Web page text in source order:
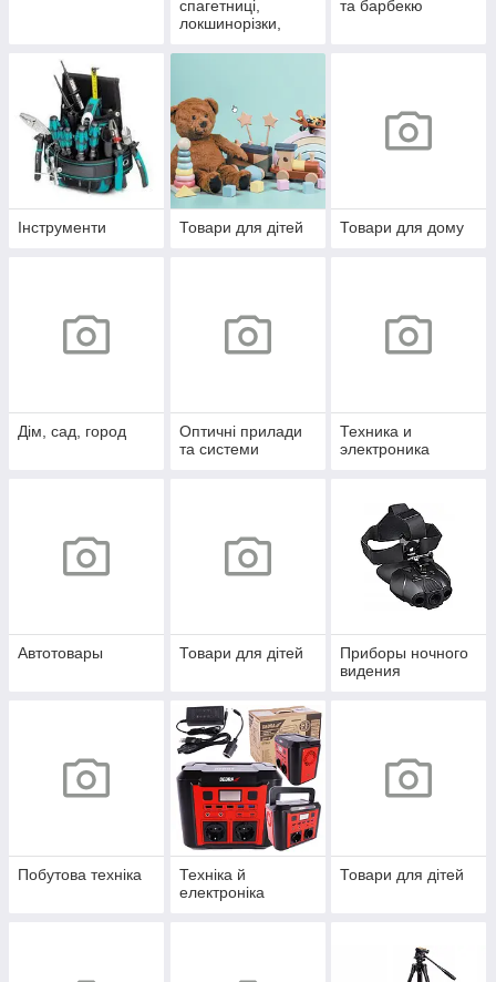
спагетниці,
локшинорізки,
та барбекю
Інструменти Товари для дітей Товари для дому
Дім, сад, город
Оптичні прилади
та системи
Техника и
электроника
Автотовары Товари для дітей
Приборы ночного
видения
Побутова техніка
Техніка й
електроніка
Товари для дітей